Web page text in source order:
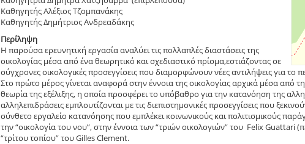
Καθηγητής Αλέξιος Τζομπανάκης
Καθηγητής Δημήτριος Ανδρεαδάκης
Περίληψη
Η παρούσα ερευνητική εργασία αναλύει τις πολλαπλές διαστάσεις της
οικολογίας μέσα από ένα θεωρητικό και σχεδιαστικό πρίσμα,εστιάζοντας σε
σύγχρονες οικολογικές προσεγγίσεις που διαμορφώνουν νέες αντιλήψεις για το
Στο πρώτο μέρος γίνεται αναφορά στην έννοια της οικολογίας αρχικά μέσα από
θεωρία της εξέλιξης, η οποία προσφέρει το υπόβαθρο για την κατανόηση της
αλληλεπιδράσεις εμπλουτίζονται με τις διεπιστημονικές προσεγγίσεις που
σύνθετο εργαλείο κατανόησης που εμπλέκει κοινωνικούς και πολιτισμικούς
την “οικολογία του νου”, στην έννοια των “τριών οικολογιών” του Felix Guattari
“τρίτου τοπίου” του Gilles Clement.